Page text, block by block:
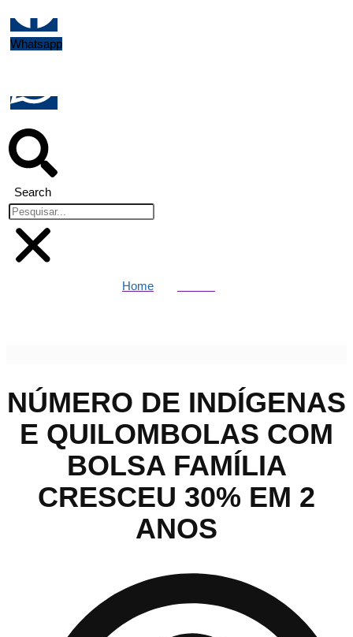
Whatsapp
Search
Home
NÚMERO DE INDÍGENAS
E QUILOMBOLAS COM
BOLSA FAMÍLIA
CRESCEU 30% EM 2
ANOS